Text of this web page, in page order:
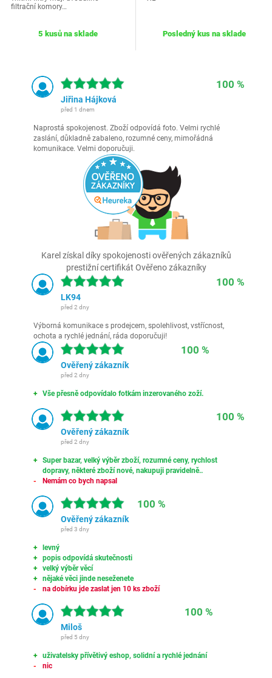
filtrační komory…
5 kusů na sklade Posledný kus na sklade
100 %
Jiřina Hájková
před 1 dnem
Naprostá spokojenost. Zboží odpovídá foto. Velmi rychlé
zaslání, důkladně zabaleno, rozumné ceny, mimořádná
komunikace. Velmi doporučuji.
Karel získal díky spokojenosti ověřených zákazníků
prestižní certifikát Ověřeno zákazníky
100 %
LK94
před 2 dny
Výborná komunikace s prodejcem, spolehlivost, vstřícnost,
ochota a rychlé jednání, ráda doporučuji!
100 %
Ověřený zákazník
před 2 dny
Vše přesně odpovídalo fotkám inzerovaného zoží.
100 %
Ověřený zákazník
před 2 dny
Super bazar, velký výběr zboží, rozumné ceny, rychlost
dopravy, některé zboží nové, nakupuji pravidelně..
Nemám co bych napsal
100 %
Ověřený zákazník
před 3 dny
levný
popis odpovídá skutečnosti
velký výběr věcí
nějaké věci jinde neseženete
na dobírku jde zaslat jen 10 ks zboží
100 %
Miloš
před 5 dny
uživatelsky přívětivý eshop, solidní a rychlé jednání
nic